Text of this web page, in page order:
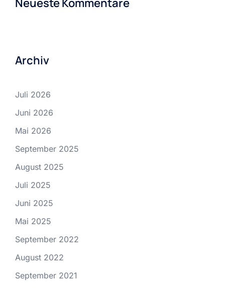
Neueste Kommentare
Archiv
Juli 2026
Juni 2026
Mai 2026
September 2025
August 2025
Juli 2025
Juni 2025
Mai 2025
September 2022
August 2022
September 2021